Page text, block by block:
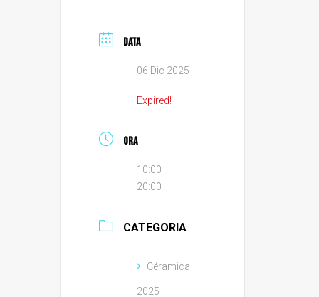
DATA
06 Dic 2025
Expired!
ORA
10:00 -
20:00
CATEGORIA
Céramica
2025